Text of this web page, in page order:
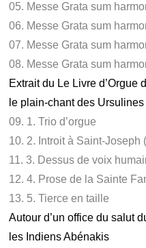
05. Messe Grata sum
06. Messe Grata sum
07. Messe Grata sum
08. Messe Grata sum
Extrait du Le Livre d’Orgue
le plain-chant des
09. 1. Trio d’orgue
10. 2. Introit à Saint-Joseph
11. 3. Dessus de voix
12. 4. Prose de la Sainte
13. 5. Tierce en taille
Autour d’un office du salut
les Indiens Abénakis